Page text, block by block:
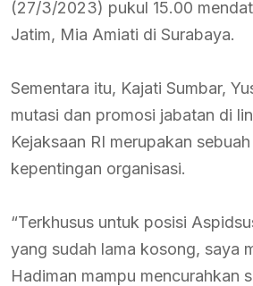
(27/3/2023) pukul 15.00
Jatim, Mia Amiati di Surabaya.
Sementara itu, Kajati Sumbar,
mutasi dan promosi jabatan di
Kejaksaan RI merupakan
kepentingan organisasi.
“Terkhusus untuk posisi
yang sudah lama kosong, saya
Hadiman mampu mencurahkan